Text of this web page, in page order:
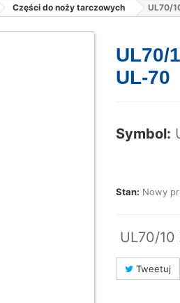
Części do noży tarczowych UL70/
UL70/
UL-70
Symbol:
Stan: Nowy
UL70/
Tweetuj